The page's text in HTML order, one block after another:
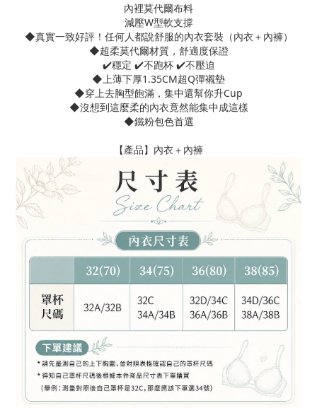
內裡莫代爾布料
減壓W型軟支撐
◆真實一致好評！任何人都說舒服的內衣套裝（內衣＋內褲）
◆超柔莫代爾材質，舒適度保證
✔️穩定 ✔️不跑杯 ✔️不壓迫
◆上薄下厚1.35CM超Q彈襯墊
◆穿上去胸型飽滿，集中還幫你升Cup
◆沒想到這麼柔的內衣竟然能集中成這樣
◆鐵粉包色首選
【產品】內衣＋內褲